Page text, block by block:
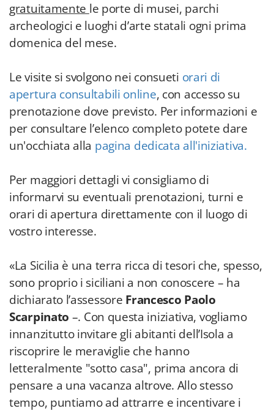
gratuitamente le porte di musei, parchi
archeologici e luoghi d’arte statali ogni prima
domenica del mese.
Le visite si svolgono nei consueti orari di
apertura consultabili online, con accesso su
prenotazione dove previsto. Per informazioni e
per consultare l’elenco completo potete dare
un'occhiata alla pagina dedicata all'iniziativa.
Per maggiori dettagli vi consigliamo di
informarvi su eventuali prenotazioni, turni e
orari di apertura direttamente con il luogo di
vostro interesse.
«La Sicilia è una terra ricca di tesori che, spesso,
sono proprio i siciliani a non conoscere – ha
dichiarato l’assessore Francesco Paolo
Scarpinato –. Con questa iniziativa, vogliamo
innanzitutto invitare gli abitanti dell’Isola a
riscoprire le meraviglie che hanno
letteralmente "sotto casa", prima ancora di
pensare a una vacanza altrove. Allo stesso
tempo, puntiamo ad attrarre e incentivare i